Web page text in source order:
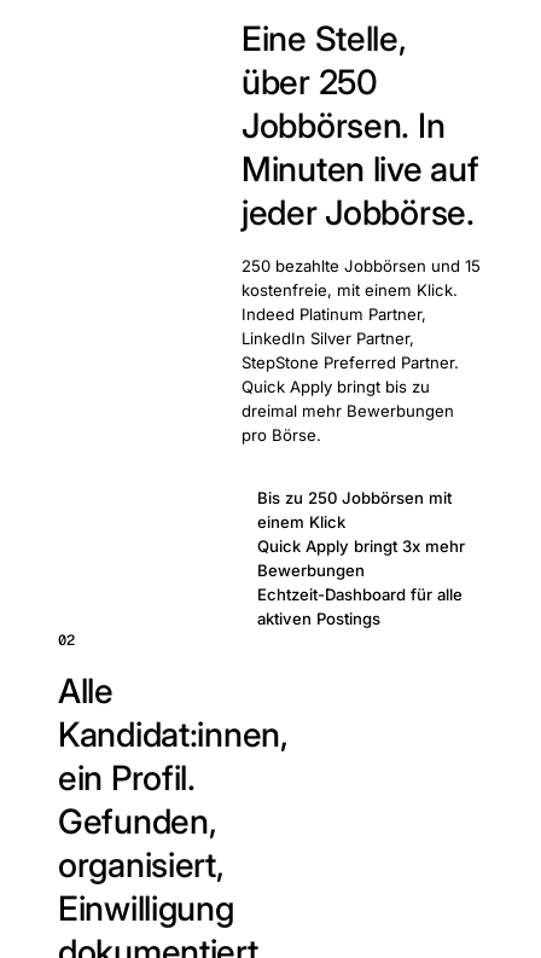
Eine Stelle,
über 250
Jobbörsen. In
Minuten live auf
jeder Jobbörse.
250 bezahlte Jobbörsen und 15
kostenfreie, mit einem Klick.
Indeed Platinum Partner,
LinkedIn Silver Partner,
StepStone Preferred Partner.
Quick Apply bringt bis zu
dreimal mehr Bewerbungen
pro Börse.
Bis zu 250 Jobbörsen mit
einem Klick
Quick Apply bringt 3x mehr
Bewerbungen
Echtzeit-Dashboard für alle
aktiven Postings
02
Alle
Kandidat:innen,
ein Profil.
Gefunden,
organisiert,
Einwilligung